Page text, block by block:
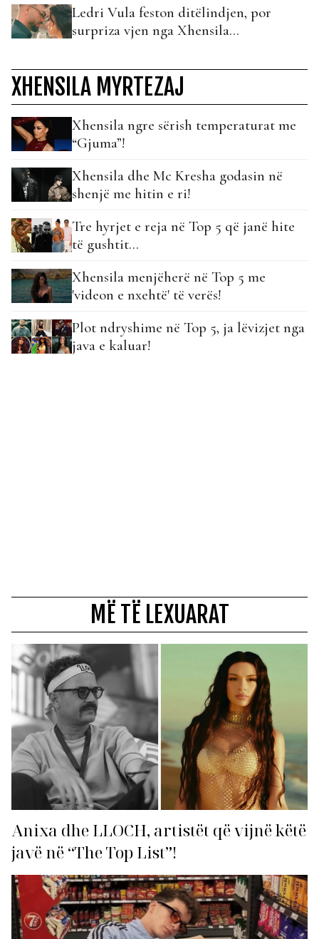
Ledri Vula feston ditëlindjen, por
surpriza vjen nga Xhensila…
XHENSILA MYRTEZAJ
Xhensila ngre sërish temperaturat me
“Gjuma”!
Xhensila dhe Mc Kresha godasin në
shenjë me hitin e ri!
Tre hyrjet e reja në Top 5 që janë hite
të gushtit…
Xhensila menjëherë në Top 5 me
'videon e nxehtë' të verës!
Plot ndryshime në Top 5, ja lëvizjet nga
java e kaluar!
MË TË LEXUARAT
Anixa dhe LLOCH, artistët që vijnë këtë
javë në “The Top List”!